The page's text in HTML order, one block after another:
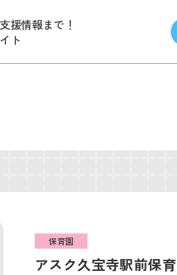
援情報まで！
ト
アスク久宝寺駅前保
保育園